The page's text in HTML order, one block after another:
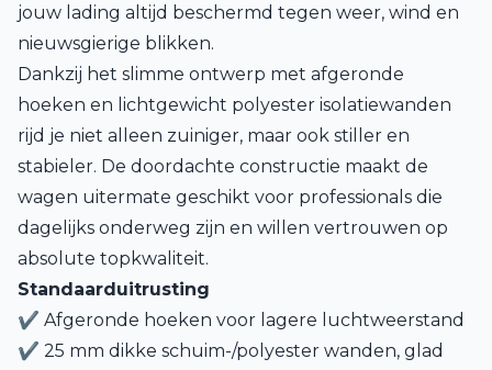
jouw lading altijd beschermd tegen weer, wind en
nieuwsgierige blikken.
Dankzij het slimme ontwerp met afgeronde
hoeken en lichtgewicht polyester isolatiewanden
rijd je niet alleen zuiniger, maar ook stiller en
stabieler. De doordachte constructie maakt de
wagen uitermate geschikt voor professionals die
dagelijks onderweg zijn en willen vertrouwen op
absolute topkwaliteit.
Standaarduitrusting
✔ Afgeronde hoeken voor lagere luchtweerstand
✔ 25 mm dikke schuim-/polyester wanden, glad